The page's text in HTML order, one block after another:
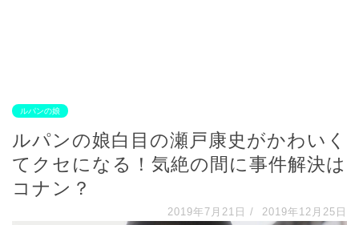
ルパンの娘
ルパンの娘白目の瀬戸康史がかわいく
てクセになる！気絶の間に事件解決は
コナン？
2019年7月21日 / 2019年12月25日